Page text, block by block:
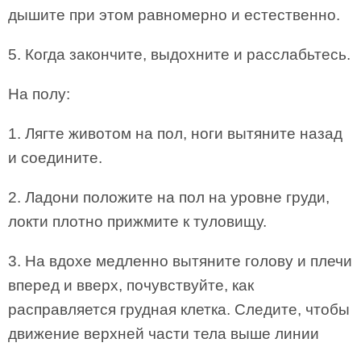
дышите при этом равномерно и естественно.
5. Когда закончите, выдохните и расслабьтесь.
На полу:
1. Лягте животом на пол, ноги вытяните назад
и соедините.
2. Ладони положите на пол на уровне груди,
локти плотно прижмите к туловищу.
3. На вдохе медленно вытяните голову и плечи
вперед и вверх, почувствуйте, как
расправляется грудная клетка. Следите, чтобы
движение верхней части тела выше линии